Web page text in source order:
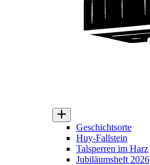
Geschichtsorte
Huy-Fallstein
Talsperren im Harz
Jubiläumsheft 2026